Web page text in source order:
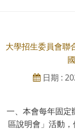
大學招生委員會聯
日期 :
一、本會每年固定
區說明會」活動